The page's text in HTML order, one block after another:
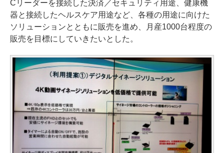
Cリーダーを接続した決済／セキュリティ用途、健康機
器と接続したヘルスケア用途など、各種の用途に向けた
ソリューションとともに販売を進め、月産1000台程度の
販売を目標にしていきたいとした。